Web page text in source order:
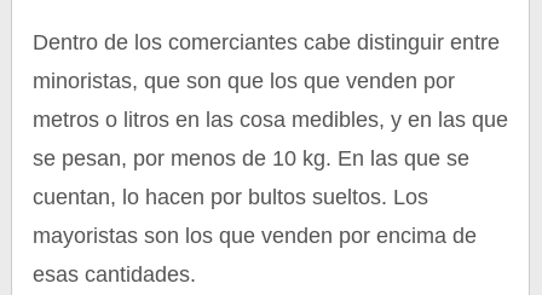
Dentro de los comerciantes cabe distinguir entre
minoristas, que son que los que venden por
metros o litros en las cosa medibles, y en las que
se pesan, por menos de 10 kg. En las que se
cuentan, lo hacen por bultos sueltos. Los
mayoristas son los que venden por encima de
esas cantidades.